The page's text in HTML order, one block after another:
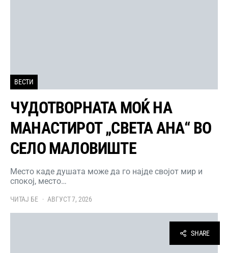
ВЕСТИ
ЧУДОТВОРНАТА МОЌ НА
МАНАСТИРОТ „СВЕТА АНА“ ВО
СЕЛО МАЛОВИШТЕ
Место каде душата може да го најде својот мир и
спокој, место…
ЧИТАЈ БЕ АВГУСТ 7, 2026
SHARE